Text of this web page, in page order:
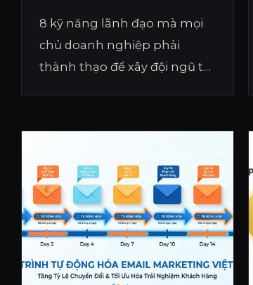
8 kỹ năng lãnh đạo mà mọi
chủ doanh nghiệp phải
thành thạo để xây đội ngũ tự
scale up bền vững.